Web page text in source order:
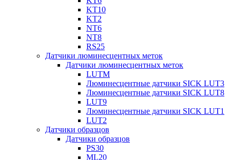
KT10
KT2
NT6
NT8
RS25
Датчики люминесцентных меток
Датчики люминесцентных меток
LUTM
Люминесцентные датчики SICK LUT3
Люминесцентные датчики SICK LUT8
LUT9
Люминесцентные датчики SICK LUT1
LUT2
Датчики образцов
Датчики образцов
PS30
ML20